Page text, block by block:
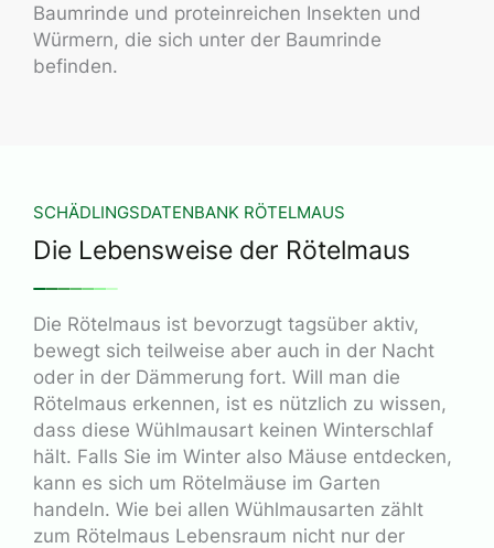
Baumrinde und proteinreichen Insekten und
Würmern, die sich unter der Baumrinde
befinden.
SCHÄDLINGSDATENBANK RÖTELMAUS
Die Lebensweise der Rötelmaus
Die Rötelmaus ist bevorzugt tagsüber aktiv,
bewegt sich teilweise aber auch in der Nacht
oder in der Dämmerung fort. Will man die
Rötelmaus erkennen, ist es nützlich zu wissen,
dass diese Wühlmausart keinen Winterschlaf
hält. Falls Sie im Winter also Mäuse entdecken,
kann es sich um Rötelmäuse im Garten
handeln. Wie bei allen Wühlmausarten zählt
zum Rötelmaus Lebensraum nicht nur der